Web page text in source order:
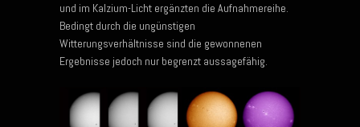
und im Kalzium-Licht ergänzten die Aufnahmereihe.
Bedingt durch die ungünstigen
Witterungsverhältnisse sind die gewonnenen
Ergebnisse jedoch nur begrenzt aussagefähig.